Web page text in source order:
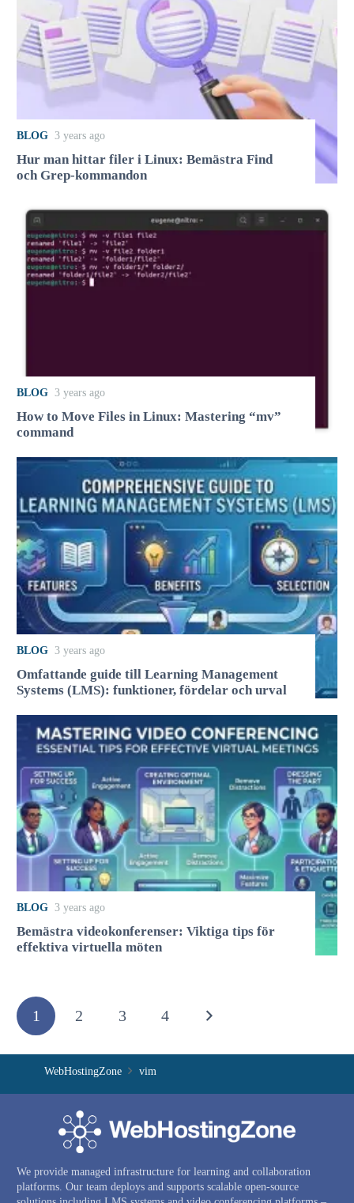
BLOG 3 years ago
Hur man hittar filer i Linux: Bemästra Find
och Grep-kommandon
BLOG 3 years ago
How to Move Files in Linux: Mastering “mv”
command
BLOG 3 years ago
Omfattande guide till Learning Management
Systems (LMS): funktioner, fördelar och urval
BLOG 3 years ago
Bemästra videokonferenser: Viktiga tips för
effektiva virtuella möten
1 2 3 4
WebHostingZone vim
We provide managed infrastructure for learning and collaboration
platforms. Our team deploys and supports scalable open-source